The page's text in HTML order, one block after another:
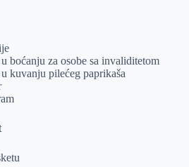
boćanju za osobe sa invaliditetom
kuvanju pilećeg paprikaša